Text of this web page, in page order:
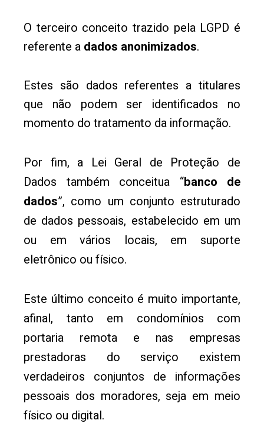
O terceiro conceito trazido pela LGPD é
referente a dados anonimizados.
Estes são dados referentes a titulares
que não podem ser identificados no
momento do tratamento da informação.
Por fim, a Lei Geral de Proteção de
Dados também conceitua “banco de
dados”, como um conjunto estruturado
de dados pessoais, estabelecido em um
ou em vários locais, em suporte
eletrônico ou físico.
Este último conceito é muito importante,
afinal, tanto em condomínios com
portaria remota e nas empresas
prestadoras do serviço existem
verdadeiros conjuntos de informações
pessoais dos moradores, seja em meio
físico ou digital.